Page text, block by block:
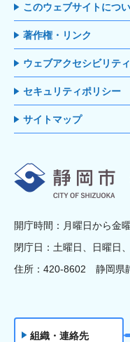
このウェブサイトにつ
著作権・リンク
ウェブアクセシビリテ
セキュリティポリシー
サイトマップ
開庁時間：月曜日から金
閉庁日：土曜日、日曜日
住所：420-8602 静岡県
組織・連絡先